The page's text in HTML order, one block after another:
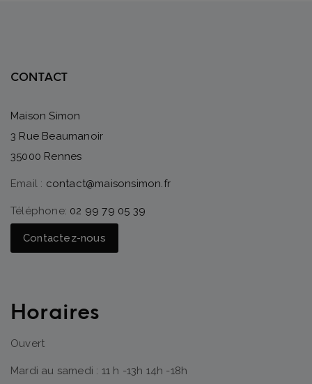
CONTACT
Maison Simon
3 Rue Beaumanoir
35000 Rennes
Email : contact@maisonsimon.fr
Téléphone: 02 99 79 05 39
Contactez-nous
Horaires
Ouvert
Mardi au samedi : 11 h -13h 14h -18h